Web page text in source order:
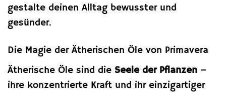
gestalte deinen Alltag bewusster und
gesünder.
Die Magie der Ätherischen Öle von Primavera
Ätherische Öle sind die Seele der Pflanzen –
ihre konzentrierte Kraft und ihr einzigartiger